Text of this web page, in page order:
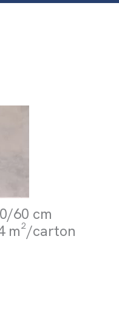
60 cm
m²/carton